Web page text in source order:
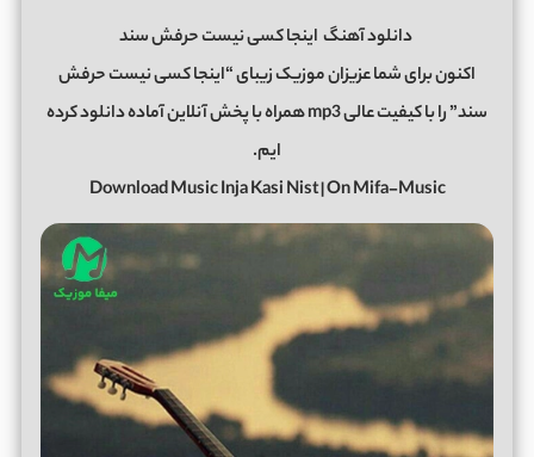
دانلود آهنگ اینجا کسی نیست حرفش سند
اکنون برای شما عزیزان موزیک زیبای “اینجا کسی نیست حرفش
سند” را با کیفیت عالی mp3 همراه با پخش آنلاین آماده دانلود کرده
ایم.
Download Music Inja Kasi Nist | On Mifa-Music